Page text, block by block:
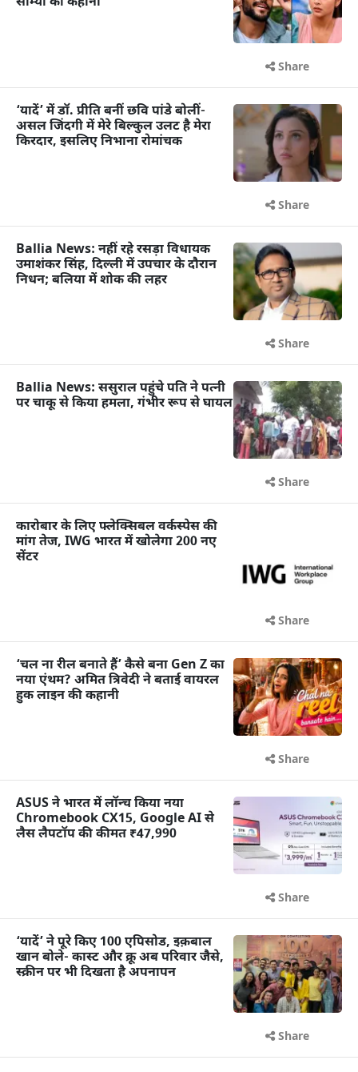
Share
‘यादें’ में डॉ. प्रीति बनीं छवि पांडे बोलीं-
असल जिंदगी में मेरे बिल्कुल उलट है मेरा
किरदार, इसलिए निभाना रोमांचक
Share
Ballia News: नहीं रहे रसड़ा विधायक
उमाशंकर सिंह, दिल्ली में उपचार के दौरान
निधन; बलिया में शोक की लहर
Share
Ballia News: ससुराल पहुंचे पति ने पत्नी
पर चाकू से किया हमला, गंभीर रूप से घायल
Share
कारोबार के लिए फ्लेक्सिबल वर्कस्पेस की
मांग तेज, IWG भारत में खोलेगा 200 नए
सेंटर
Share
‘चल ना रील बनाते हैं’ कैसे बना Gen Z का
नया एंथम? अमित त्रिवेदी ने बताई वायरल
हुक लाइन की कहानी
Share
ASUS ने भारत में लॉन्च किया नया
Chromebook CX15, Google AI से
लैस लैपटॉप की कीमत ₹47,990
Share
‘यादें’ ने पूरे किए 100 एपिसोड, इक़बाल
खान बोले- कास्ट और क्रू अब परिवार जैसे,
स्क्रीन पर भी दिखता है अपनापन
Share